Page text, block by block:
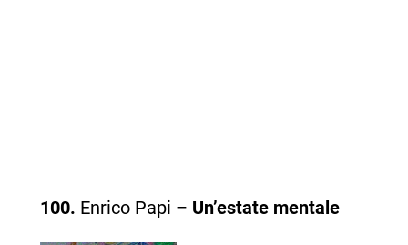
100. Enrico Papi – Un’estate mentale